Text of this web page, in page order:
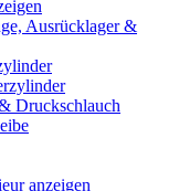
Ausrücklager &
Druckschlauch
anzeigen